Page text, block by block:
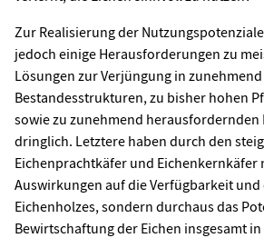
Zur Realisierung der
jedoch einige Herausforderungen zu
Lösungen zur Verjüngung in
Bestandesstrukturen, zu bisher hohen
sowie zu zunehmend
dringlich. Letztere haben durch den
Eichenprachtkäfer und Eichenkernkäfer
Auswirkungen auf die Verfügbarkeit
Eichenholzes, sondern durchaus das
Bewirtschaftung der Eichen insgesamt in